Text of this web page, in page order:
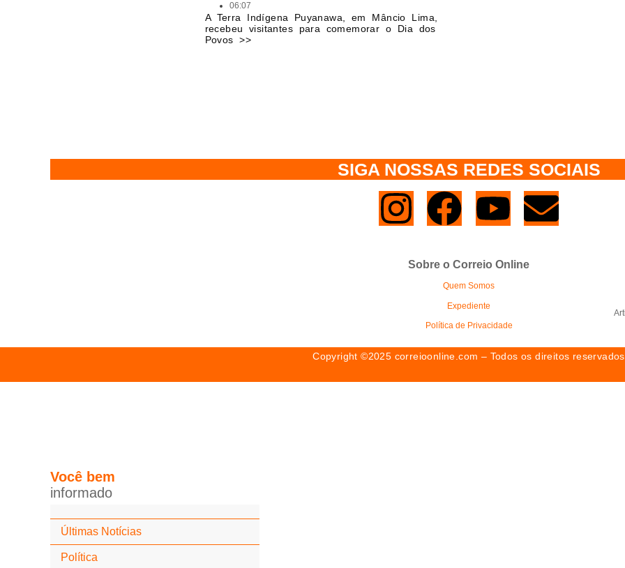
06:07
A Terra Indígena Puyanawa, em Mâncio Lima,
recebeu visitantes para comemorar o Dia dos
Povos >>
SIGA NOSSAS REDES SOCIAIS
Sobre o Correio Online
Quem Somos
Expediente
Política de Privacidade
Copyright ©2025 correioonline.com – Todos os direitos reservados
Você bem
informado
Últimas Notícias
Política